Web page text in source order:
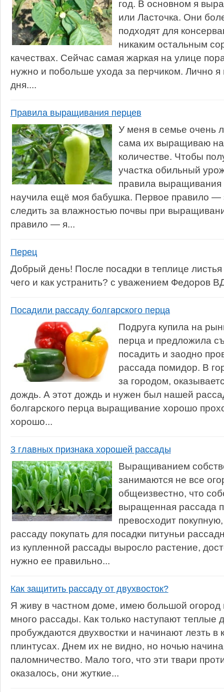
год. В основном я
или Ласточка. Они
подходят для
никаким остальным
качествах. Сейчас самая жаркая на улице
нужно и побольше ухода за перчиком. Лично я
дня....
Правила выращивания перцев
У меня в семье очень
сама их выращиваю
количестве. Чтобы
участка обильный
правила
научила ещё моя бабушка. Первое правило —
следить за влажностью почвы при
правило — я...
Перец
Добрый день! После посадки в теплице
чего и как устранить? с уважением Федоров
Посадили рассаду болгарского перца
Подруга купила на
перца и предложила
посадить и заодно
рассада помидор. В
за городом,
дождь. А этот дождь и нужен был нашей
болгарского перца выращивание хорошо
хорошо...
3 главных признака хорошей рассады
Выращиванием
занимаются не все
общеизвестно, что
выращенная рассада
превосходит
рассаду покупать для посадки питуньи
из купленной рассады выросло растение,
нужно ее правильно...
Как защитить рассаду от двухвосток?
Я живу в частном доме, имею большой
много рассады. Как только наступают теплые
пробуждаются двухвостки и начинают лезть в
плинтусах. Днем их не видно, но ночью
паломничество. Мало того, что эти твари
оказалось, они жуткие...